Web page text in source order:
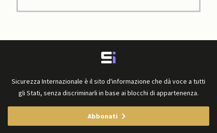
Sicurezza Internazionale è il sito d'informazione che dà voce a tutti
gli Stati, senza discriminarli in base ai blocchi di appartenenza.
Abbonati